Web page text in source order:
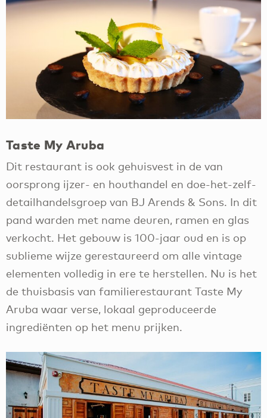
Taste My Aruba
Dit restaurant is ook gehuisvest in de van
oorsprong ijzer- en houthandel en doe-het-zelf-
detailhandelsgroep van BJ Arends & Sons. In dit
pand warden met name deuren, ramen en glas
verkocht. Het gebouw is 100-jaar oud en is op
sublieme wijze gerestaureerd om alle vintage
elementen volledig in ere te herstellen. Nu is het
de thuisbasis van familierestaurant Taste My
Aruba waar verse, lokaal geproduceerde
ingrediënten op het menu prijken.